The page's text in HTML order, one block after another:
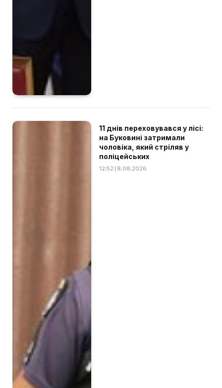
11 днів переховувався у лісі:
на Буковині затримали
чоловіка, який стріляв у
поліцейських
12:52 | 8.08.2026